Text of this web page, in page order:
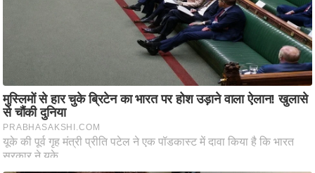
यि
क
मा
तृ